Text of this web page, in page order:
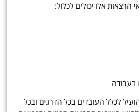
הרצאות אלו יכולים לכלול:
בעבודה
לכלל העובדים בכל הדרגים ובכל